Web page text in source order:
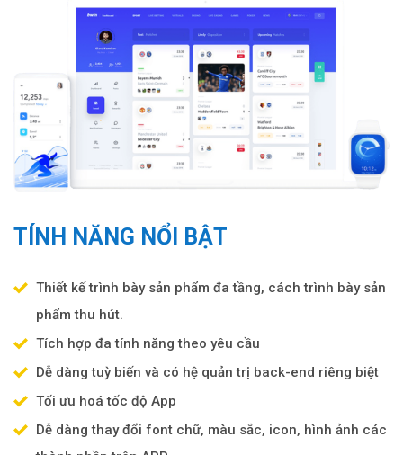
TÍNH NĂNG NỔI BẬT
Thiết kế trình bày sản phẩm đa tầng, cách trình bày sản
phẩm thu hút.
Tích hợp đa tính năng theo yêu cầu
Dễ dàng tuỳ biến và có hệ quản trị back-end riêng biệt
Tối ưu hoá tốc độ App
Dễ dàng thay đổi font chữ, màu sắc, icon, hình ảnh các